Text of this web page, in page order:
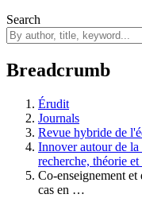
Search
Breadcrumb
Érudit
Journals
Revue hybride de
Innover autour de la
recherche, théorie
Co-enseignement
cas en …